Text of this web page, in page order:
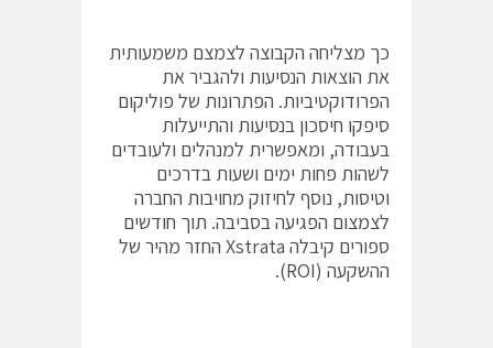
כך מצליחה הקבוצה לצמצם משמעותית
את הוצאות הנסיעות ולהגביר את
הפרודוקטיביות. הפתרונות של פוליקום
סיפקו חיסכון בנסיעות והתייעלות
בעבודה, ומאפשרית למנהלים ולעובדים
לשהות פחות ימים ושעות בדרכים
וטיסות, נוסף לחיזוק מחויבות החברה
לצמצום הפגיעה בסביבה. תוך חודשים
ספורים קיבלה Xstrata החזר מהיר של
ההשקעה ‎(ROI)‎.